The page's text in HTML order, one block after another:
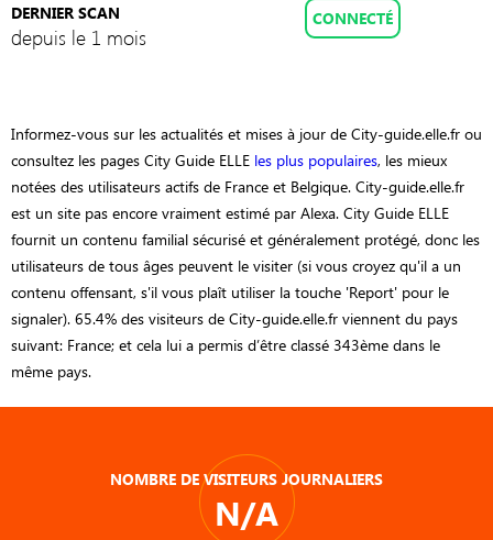
DERNIER SCAN
depuis le 1 mois
CONNECTÉ
Informez-vous sur les actualités et mises à jour de City-guide.elle.fr ou
consultez les pages City Guide ELLE les plus populaires, les mieux
notées des utilisateurs actifs de France et Belgique. City-guide.elle.fr
est un site pas encore vraiment estimé par Alexa. City Guide ELLE
fournit un contenu familial sécurisé et généralement protégé, donc les
utilisateurs de tous âges peuvent le visiter (si vous croyez qu'il a un
contenu offensant, s'il vous plaît utiliser la touche 'Report' pour le
signaler). 65.4% des visiteurs de City-guide.elle.fr viennent du pays
suivant: France; et cela lui a permis d’être classé 343ème dans le
même pays.
NOMBRE DE VISITEURS JOURNALIERS
N/A